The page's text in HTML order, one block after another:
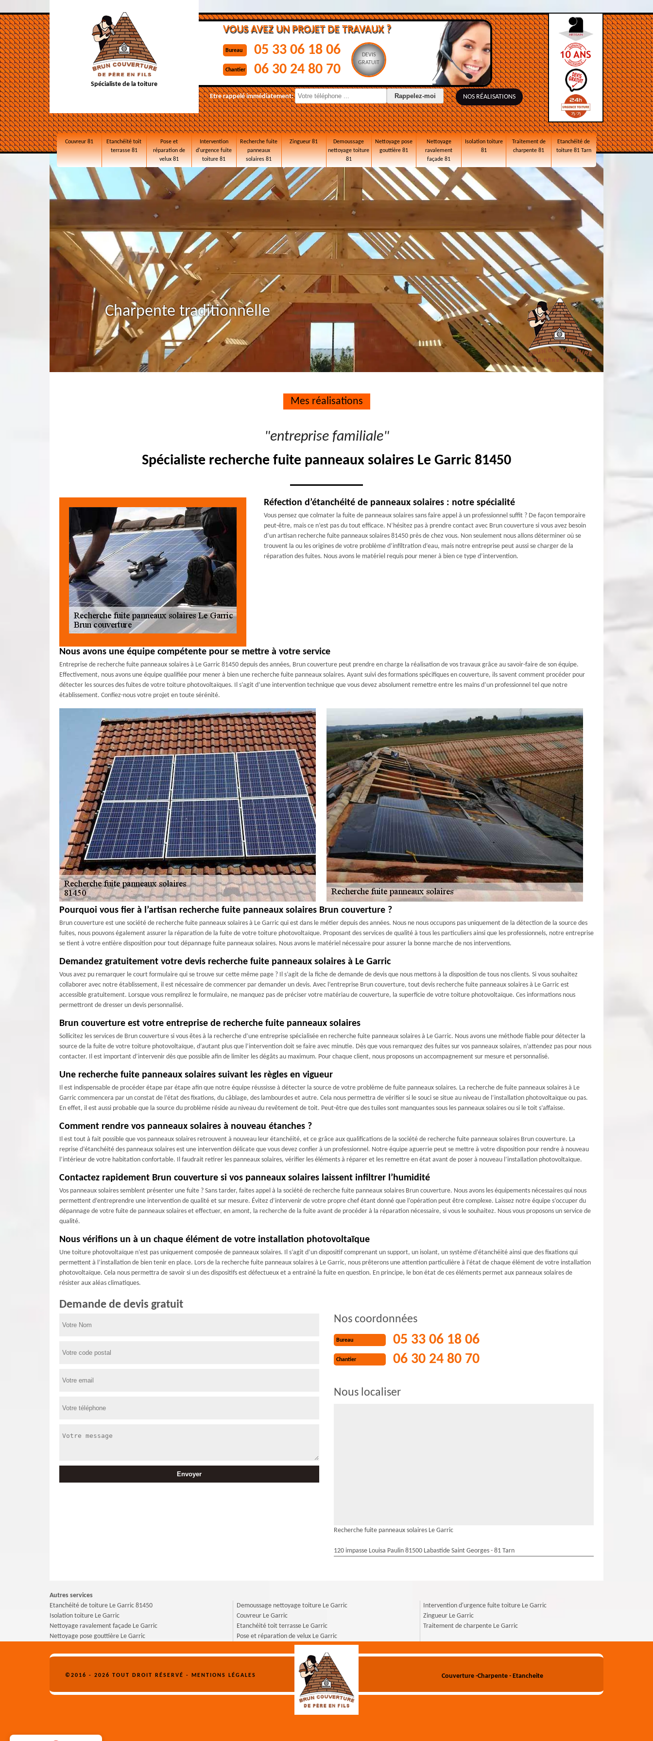
Spécialiste de la toiture
VOUS AVEZ UN PROJET DE TRAVAUX ?
Bureau 05 33 06 18 06
Chantier 06 30 24 80 70
DEVIS
GRATUIT
Etre rappelé immédiatement: NOS RÉALISATIONS
Couvreur 81
Etanchéité toit
terrasse 81
Pose et
réparation de
velux 81
Intervention
d'urgence fuite
toiture 81
Recherche fuite
panneaux
solaires 81
Zingueur 81
Demoussage
nettoyage toiture
81
Nettoyage pose
gouttière 81
Nettoyage
ravalement
façade 81
Isolation toiture
81
Traitement de
charpente 81
Etanchéité de
toiture 81 Tarn
Charpente traditionnelle
Mes réalisations
"entreprise familiale"
Spécialiste recherche fuite panneaux solaires Le Garric 81450
Réfection d’étanchéité de panneaux solaires : notre spécialité
Vous pensez que colmater la fuite de panneaux solaires sans faire appel à un professionnel suffit ? De façon temporaire
peut-être, mais ce n’est pas du tout efficace. N’hésitez pas à prendre contact avec Brun couverture si vous avez besoin
d’un artisan recherche fuite panneaux solaires 81450 près de chez vous. Non seulement nous allons déterminer où se
trouvent la ou les origines de votre problème d’infiltration d’eau, mais notre entreprise peut aussi se charger de la
réparation des fuites. Nous avons le matériel requis pour mener à bien ce type d’intervention.
Nous avons une équipe compétente pour se mettre à votre service
Entreprise de recherche fuite panneaux solaires à Le Garric 81450 depuis des années, Brun couverture peut prendre en charge la réalisation de vos travaux grâce au savoir-faire de son équipe.
Effectivement, nous avons une équipe qualifiée pour mener à bien une recherche fuite panneaux solaires. Ayant suivi des formations spécifiques en couverture, ils savent comment procéder pour
détecter les sources des fuites de votre toiture photovoltaïques. Il s’agit d’une intervention technique que vous devez absolument remettre entre les mains d’un professionnel tel que notre
établissement. Confiez-nous votre projet en toute sérénité.
Pourquoi vous fier à l’artisan recherche fuite panneaux solaires Brun couverture ?
Brun couverture est une société de recherche fuite panneaux solaires à Le Garric qui est dans le métier depuis des années. Nous ne nous occupons pas uniquement de la détection de la source des
fuites, nous pouvons également assurer la réparation de la fuite de votre toiture photovoltaïque. Proposant des services de qualité à tous les particuliers ainsi que les professionnels, notre entreprise
se tient à votre entière disposition pour tout dépannage fuite panneaux solaires. Nous avons le matériel nécessaire pour assurer la bonne marche de nos interventions.
Demandez gratuitement votre devis recherche fuite panneaux solaires à Le Garric
Vous avez pu remarquer le court formulaire qui se trouve sur cette même page ? Il s’agit de la fiche de demande de devis que nous mettons à la disposition de tous nos clients. Si vous souhaitez
collaborer avec notre établissement, il est nécessaire de commencer par demander un devis. Avec l’entreprise Brun couverture, tout devis recherche fuite panneaux solaires à Le Garric est
accessible gratuitement. Lorsque vous remplirez le formulaire, ne manquez pas de préciser votre matériau de couverture, la superficie de votre toiture photovoltaïque. Ces informations nous
permettront de dresser un devis personnalisé.
Brun couverture est votre entreprise de recherche fuite panneaux solaires
Sollicitez les services de Brun couverture si vous êtes à la recherche d’une entreprise spécialisée en recherche fuite panneaux solaires à Le Garric. Nous avons une méthode fiable pour détecter la
source de la fuite de votre toiture photovoltaïque, d’autant plus que l’intervention doit se faire avec minutie. Dès que vous remarquez des fuites sur vos panneaux solaires, n’attendez pas pour nous
contacter. Il est important d’intervenir dès que possible afin de limiter les dégâts au maximum. Pour chaque client, nous proposons un accompagnement sur mesure et personnalisé.
Une recherche fuite panneaux solaires suivant les règles en vigueur
Il est indispensable de procéder étape par étape afin que notre équipe réussisse à détecter la source de votre problème de fuite panneaux solaires. La recherche de fuite panneaux solaires à Le
Garric commencera par un constat de l’état des fixations, du câblage, des lambourdes et autre. Cela nous permettra de vérifier si le souci se situe au niveau de l’installation photovoltaïque ou pas.
En effet, il est aussi probable que la source du problème réside au niveau du revêtement de toit. Peut-être que des tuiles sont manquantes sous les panneaux solaires ou si le toit s’affaisse.
Comment rendre vos panneaux solaires à nouveau étanches ?
Il est tout à fait possible que vos panneaux solaires retrouvent à nouveau leur étanchéité, et ce grâce aux qualifications de la société de recherche fuite panneaux solaires Brun couverture. La
reprise d’étanchéité des panneaux solaires est une intervention délicate que vous devez confier à un professionnel. Notre équipe aguerrie peut se mettre à votre disposition pour rendre à nouveau
l’intérieur de votre habitation confortable. Il faudrait retirer les panneaux solaires, vérifier les éléments à réparer et les remettre en état avant de poser à nouveau l’installation photovoltaïque.
Contactez rapidement Brun couverture si vos panneaux solaires laissent infiltrer l’humidité
Vos panneaux solaires semblent présenter une fuite ? Sans tarder, faites appel à la société de recherche fuite panneaux solaires Brun couverture. Nous avons les équipements nécessaires qui nous
permettent d’entreprendre une intervention de qualité et sur mesure. Évitez d’intervenir de votre propre chef étant donné que l’opération peut être complexe. Laissez notre équipe s’occuper du
dépannage de votre fuite de panneaux solaires et effectuer, en amont, la recherche de la fuite avant de procéder à la réparation nécessaire, si vous le souhaitez. Nous vous proposons un service de
qualité.
Nous vérifions un à un chaque élément de votre installation photovoltaïque
Une toiture photovoltaïque n’est pas uniquement composée de panneaux solaires. Il s’agit d’un dispositif comprenant un support, un isolant, un système d’étanchéité ainsi que des fixations qui
permettent à l’installation de bien tenir en place. Lors de la recherche fuite panneaux solaires à Le Garric, nous prêterons une attention particulière à l’état de chaque élément de votre installation
photovoltaïque. Cela nous permettra de savoir si un des dispositifs est défectueux et a entrainé la fuite en question. En principe, le bon état de ces éléments permet aux panneaux solaires de
résister aux aléas climatiques.
Demande de devis gratuit
Nos coordonnées
Bureau 05 33 06 18 06
Chantier 06 30 24 80 70
Nous localiser
Recherche fuite panneaux solaires Le Garric
120 impasse Louisa Paulin 81500 Labastide Saint Georges - 81 Tarn
Autres services
Etanchéité de toiture Le Garric 81450
Isolation toiture Le Garric
Nettoyage ravalement façade Le Garric
Nettoyage pose gouttière Le Garric
Demoussage nettoyage toiture Le Garric
Couvreur Le Garric
Etanchéité toit terrasse Le Garric
Pose et réparation de velux Le Garric
Intervention d'urgence fuite toiture Le Garric
Zingueur Le Garric
Traitement de charpente Le Garric
©2016 - 2026 TOUT DROIT RÉSERVÉ - MENTIONS LÉGALES Couverture -Charpente - Etancheite